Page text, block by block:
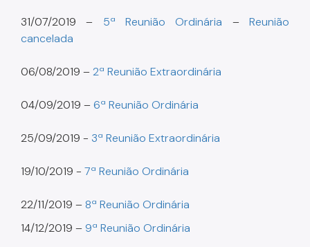
31/07/2019 – 5ª Reunião Ordinária –Reunião
cancelada
06/08/2019 – 2ª Reunião Extraordinária
04/09/2019 – 6ª Reunião Ordinária
25/09/2019 - 3ª Reunião Extraordinária
19/10/2019 - 7ª Reunião Ordinária
22/11/2019 – 8ª Reunião Ordinária
14/12/2019 – 9ª Reunião Ordinária